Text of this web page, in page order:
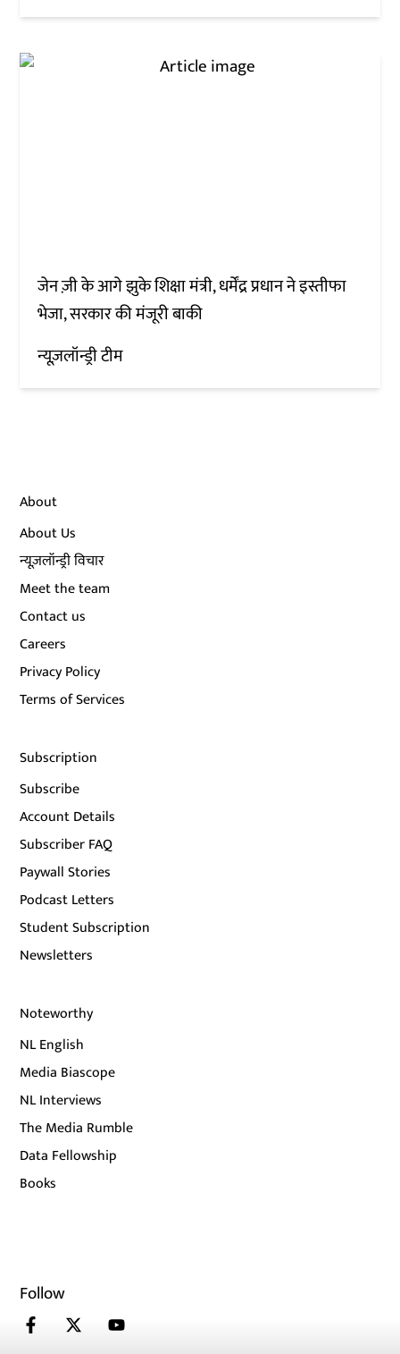
जेन ज़ी के आगे झुके शिक्षा मंत्री, धर्मेंद्र प्रधान ने इस्तीफा
भेजा, सरकार की मंजूरी बाकी
न्यूज़लॉन्ड्री टीम
About
About Us
न्यूज़लॉन्ड्री विचार
Meet the team
Contact us
Careers
Privacy Policy
Terms of Services
Subscription
Subscribe
Account Details
Subscriber FAQ
Paywall Stories
Podcast Letters
Student Subscription
Newsletters
Noteworthy
NL English
Media Biascope
NL Interviews
The Media Rumble
Data Fellowship
Books
Follow